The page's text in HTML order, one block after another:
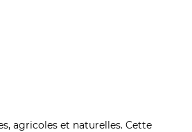
agricoles et naturelles. Cette